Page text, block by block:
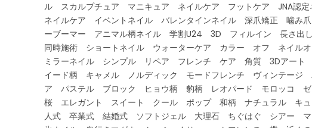
ル スカルプチュア マニキュア ネイルケア フットケア JNA認
ネイルケア イベントネイル バレンタインネイル 深爪矯正 噛
ーブーマー アニマル柄ネイル 学割U24 3D フィルイン 長さ
同時施術 ショートネイル ウォーターケア カラー オフ ネイル
ミラーネイル シンプル リペア フレンチ ケア 角質 3Dアー
イード柄 キャメル ノルディック モードフレンチ ヴィンテー
ア パステル ブロック ヒョウ柄 豹柄 レオパード モロッコ
桜 エレガント スイート クール ポップ 和柄 ナチュラル
人式 卒業式 結婚式 ソフトジェル 大理石 ちぐはぐ シアー マ